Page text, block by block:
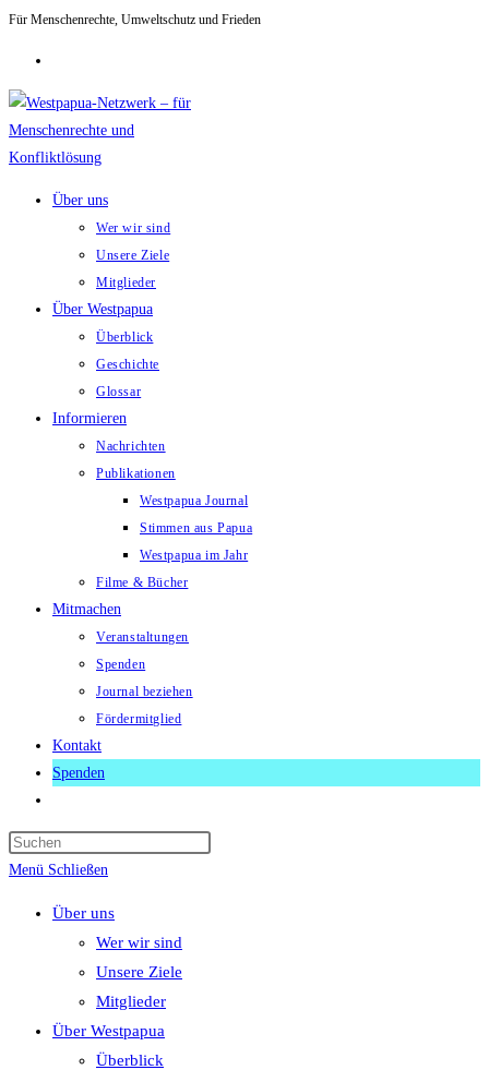
Zum
Für Menschenrechte, Umweltschutz und Frieden
Über uns
Wer wir sind
Unsere Ziele
Mitglieder
Über Westpapua
Überblick
Geschichte
Glossar
Informieren
Nachrichten
Publikationen
Westpapua Journal
Stimmen aus Papua
Westpapua im Jahr
Filme & Bücher
Mitmachen
Veranstaltungen
Spenden
Journal beziehen
Fördermitglied
Kontakt
Spenden
umschalten
Menü Schließen
Über uns
Wer wir sind
Unsere Ziele
Mitglieder
Über Westpapua
Überblick